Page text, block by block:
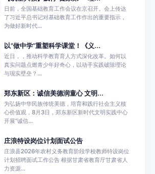
日前，全国基础教育工作会议在京召开。会上传达
了习近平总书记对基础教育工作作出的重要指示，
为做好新时代...
以“做中学”重塑科学课堂！《义...
近日，，推动科学教育育人方式深化改革。如何以
真实问题点燃青少年好奇心，以动手实践破除理论
与现实壁垒？...
郑东新区：诚信美德润童心 文明...
为弘扬中华民族传统美德，培育和践行社会主义核
心价值观，8月3日，郑东新区新时代文明实践中心
开展“诚信...
庄浪特设岗位计划面试公告
庄浪县2026年农村义务教育阶段学校教师特设岗位
计划招聘面试工作公告 根据甘肃省教育厅甘肃省人
力资源...